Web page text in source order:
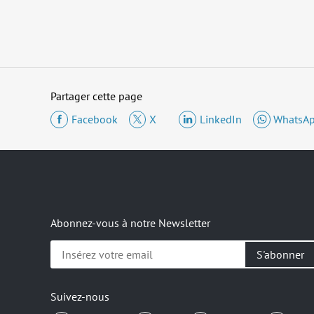
Partager cette page
Facebook
X LinkedIn
Abonnez-vous à notre Newsletter
Insérez
votre
Suivez-nous